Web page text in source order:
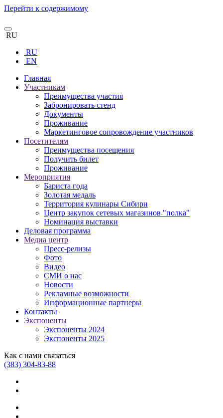
Перейти к содержимому
RU
RU
EN
Главная
Участникам
Преимущества участия
Забронировать стенд
Документы
Проживание
Маркетинговое сопровождение участников
Посетителям
Преимущества посещения
Получить билет
Проживание
Мероприятия
Бариста года
Золотая медаль
Территория кулинары Сибири
Центр закупок сетевых магазинов "полка"
Номинация выставки
Деловая программа
Медиа центр
Пресс-релизы
Фото
Видео
СМИ о нас
Новости
Рекламные возможности
Информационные партнеры
Контакты
Экспоненты
Экспоненты 2024
Экспоненты 2025
Как с нами связаться
(383) 304-83-88